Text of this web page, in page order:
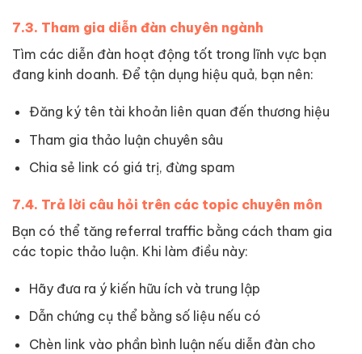
7.3. Tham gia diễn đàn chuyên ngành
Tìm các diễn đàn hoạt động tốt trong lĩnh vực bạn
đang kinh doanh. Để tận dụng hiệu quả, bạn nên:
Đăng ký tên tài khoản liên quan đến thương hiệu
Tham gia thảo luận chuyên sâu
Chia sẻ link có giá trị, đừng spam
7.4. Trả lời câu hỏi trên các topic chuyên môn
Bạn có thể tăng referral traffic bằng cách tham gia
các topic thảo luận. Khi làm điều này:
Hãy đưa ra ý kiến hữu ích và trung lập
Dẫn chứng cụ thể bằng số liệu nếu có
Chèn link vào phần bình luận nếu diễn đàn cho